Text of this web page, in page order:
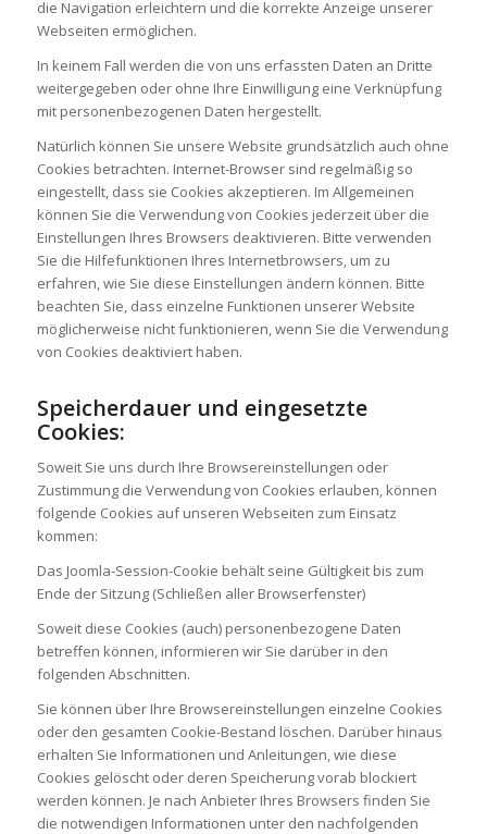
die Navigation erleichtern und die korrekte Anzeige unserer
Webseiten ermöglichen.
In keinem Fall werden die von uns erfassten Daten an Dritte
weitergegeben oder ohne Ihre Einwilligung eine Verknüpfung
mit personenbezogenen Daten hergestellt.
Natürlich können Sie unsere Website grundsätzlich auch ohne
Cookies betrachten. Internet-Browser sind regelmäßig so
eingestellt, dass sie Cookies akzeptieren. Im Allgemeinen
können Sie die Verwendung von Cookies jederzeit über die
Einstellungen Ihres Browsers deaktivieren. Bitte verwenden
Sie die Hilfefunktionen Ihres Internetbrowsers, um zu
erfahren, wie Sie diese Einstellungen ändern können. Bitte
beachten Sie, dass einzelne Funktionen unserer Website
möglicherweise nicht funktionieren, wenn Sie die Verwendung
von Cookies deaktiviert haben.
Speicherdauer und eingesetzte
Cookies:
Soweit Sie uns durch Ihre Browsereinstellungen oder
Zustimmung die Verwendung von Cookies erlauben, können
folgende Cookies auf unseren Webseiten zum Einsatz
kommen:
Das Joomla-Session-Cookie behält seine Gültigkeit bis zum
Ende der Sitzung (Schließen aller Browserfenster)
Soweit diese Cookies (auch) personenbezogene Daten
betreffen können, informieren wir Sie darüber in den
folgenden Abschnitten.
Sie können über Ihre Browsereinstellungen einzelne Cookies
oder den gesamten Cookie-Bestand löschen. Darüber hinaus
erhalten Sie Informationen und Anleitungen, wie diese
Cookies gelöscht oder deren Speicherung vorab blockiert
werden können. Je nach Anbieter Ihres Browsers finden Sie
die notwendigen Informationen unter den nachfolgenden